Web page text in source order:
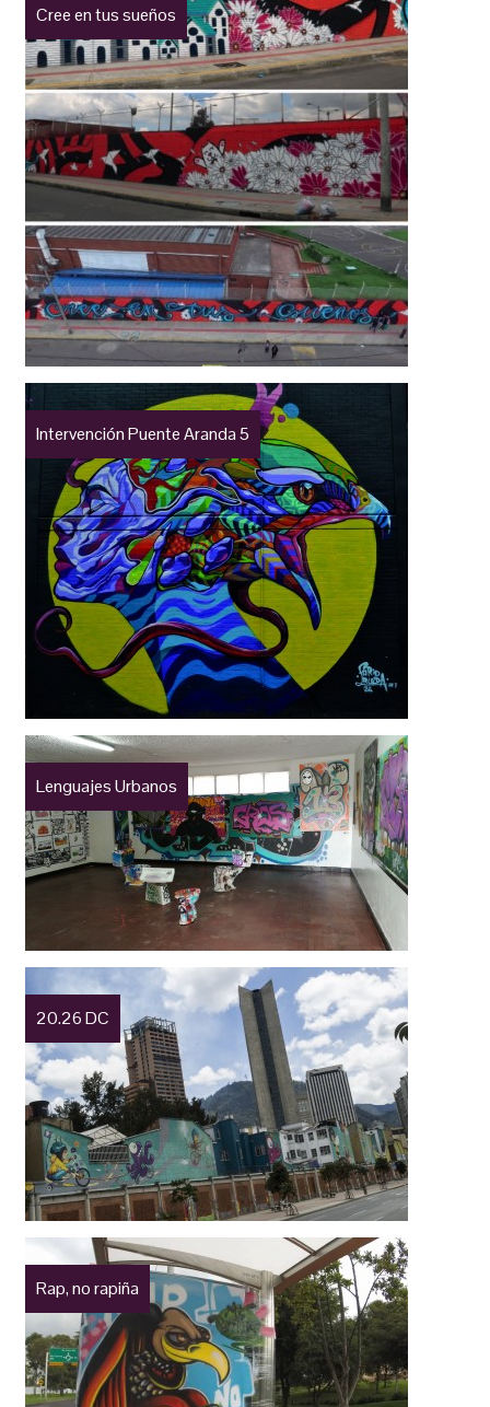
Cree en tus sueños
Intervención Puente Aranda 5
Lenguajes Urbanos
20.26 DC
Rap, no rapiña